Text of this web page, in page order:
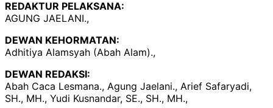
REDAKTUR PELAKSANA:
AGUNG JAELANI.,
DEWAN KEHORMATAN:
Adhitiya Alamsyah (Abah Alam).,
DEWAN REDAKSI:
Abah Caca Lesmana., Agung Jaelani., Arief Safaryadi,
SH., MH., Yudi Kusnandar, SE., SH., MH.,